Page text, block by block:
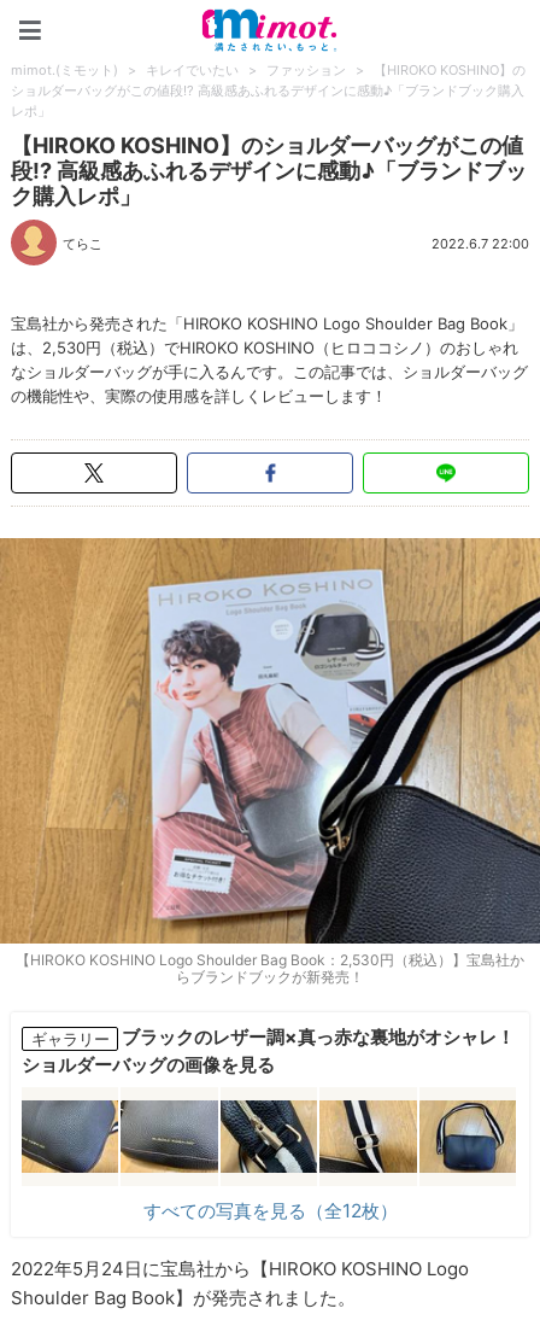
mimot.(ミモット) > キレイでいたい > ファッション >
【HIROKO KOSHINO】の
ショルダーバッグがこの値段!? 高級感あふれるデザインに感動♪「ブランドブック購入
レポ」
【HIROKO KOSHINO】のショルダーバッグがこの値
段!? 高級感あふれるデザインに感動♪「ブランドブッ
ク購入レポ」
てらこ 2022.6.7 22:00
宝島社から発売された「HIROKO KOSHINO Logo Shoulder Bag Book」
は、2,530円（税込）でHIROKO KOSHINO（ヒロココシノ）のおしゃれ
なショルダーバッグが手に入るんです。この記事では、ショルダーバッグ
の機能性や、実際の使用感を詳しくレビューします！
【HIROKO KOSHINO Logo Shoulder Bag Book：2,530円（税込）】宝島社か
らブランドブックが新発売！
ギャラリー
ブラックのレザー調×真っ赤な裏地がオシャレ！
ショルダーバッグの画像を見る
すべての写真を見る（全12枚）
2022年5月24日に宝島社から【HIROKO KOSHINO Logo
Shoulder Bag Book】が発売されました。